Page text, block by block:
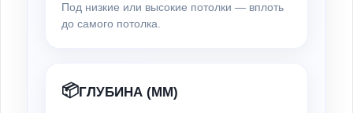
Под низкие или высокие потолки — вплоть
до самого потолка.
📦ГЛУБИНА (ММ)